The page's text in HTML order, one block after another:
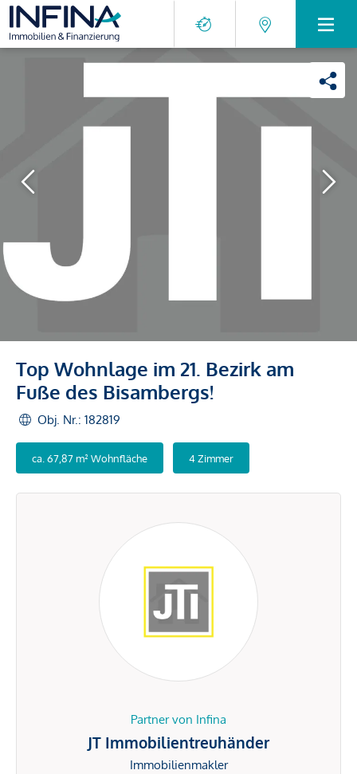
Top Wohnlage im 21. Bezirk am
Fuße des Bisambergs!
Obj. Nr.: 182819
ca. 67,87 m² Wohnfläche 4 Zimmer
Partner von Infina
JT Immobilientreuhänder
Immobilienmakler